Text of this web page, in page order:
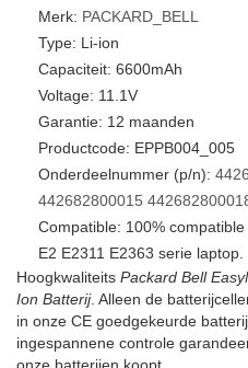
Merk: PACKARD_BELL
Type: Li-ion
Capaciteit: 6600mAh
Voltage: 11.1V
Garantie: 12 maanden
Productcode: EPPB004_005
Onderdeelnummer (p/n):
442682800015
Compatible: 100%
E2 E2311 E2363 serie laptop.
Hoogkwaliteits Packard Bell
Ion Batterij. Alleen de
in onze CE goedgekeurde
ingespannene controle